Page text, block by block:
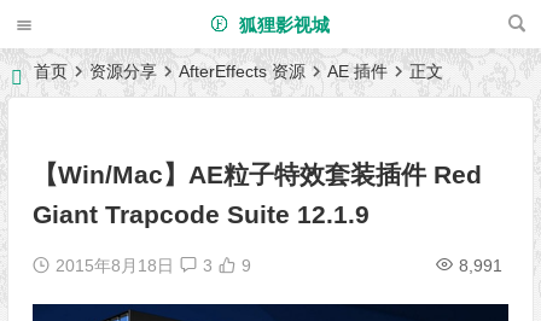
狐狸影视城
首页 资源分享 AfterEffects 资源 AE 插件 正文
【Win/Mac】AE粒子特效套装插件 Red
Giant Trapcode Suite 12.1.9
2015年8月18日 3 8,991
9